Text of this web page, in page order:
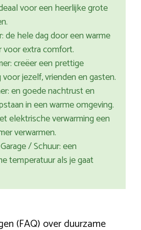
voor een heerlijke grote
de hele dag door een warme
voor extra comfort.
creëer een prettige
jezelf, vrienden en gasten.
en goede nachtrust en
in een warme omgeving.
elektrische verwarming een
verwarmen.
/ Schuur: een
temperatuur als je gaat
(FAQ) over duurzame